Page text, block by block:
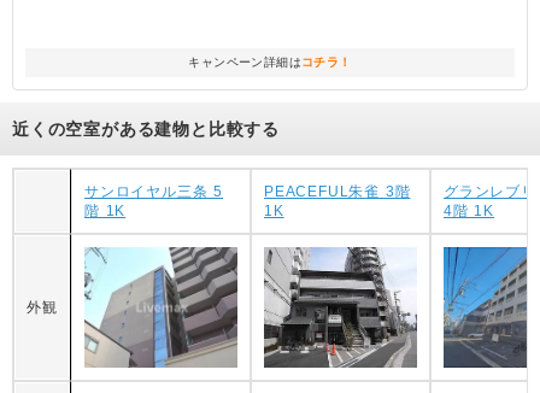
キャンペーン詳細はコチラ！
近くの空室がある建物と比較する
サンロイヤル三条 5
階 1K
PEACEFUL朱雀 3階
1K
グランレブリ
4階 1K
外観